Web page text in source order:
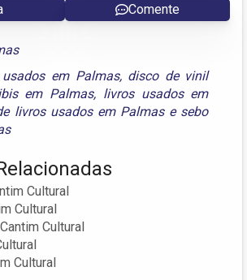
Comente
em Palmas, disco de vinil
em Palmas, livros usados em
livros usados em Palmase sebo
Cultural
Cultural
Cultural
Cultural